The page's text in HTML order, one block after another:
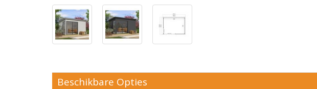
Beschikbare Opties